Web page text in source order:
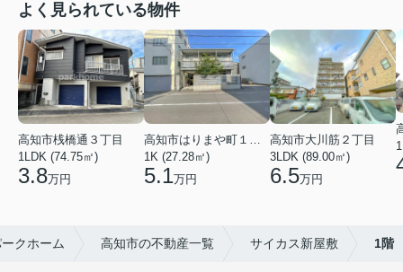
よく見られている物件
高知市桟橋通３丁目
1LDK (74.75㎡)
3.8万円
高知市はりまや町１丁目
1K (27.28㎡)
5.1万円
高知市大川筋２丁目
3LDK (89.00㎡)
6.5万円
クホーム 高知市の不動産一覧 サイカス新屋敷 1階